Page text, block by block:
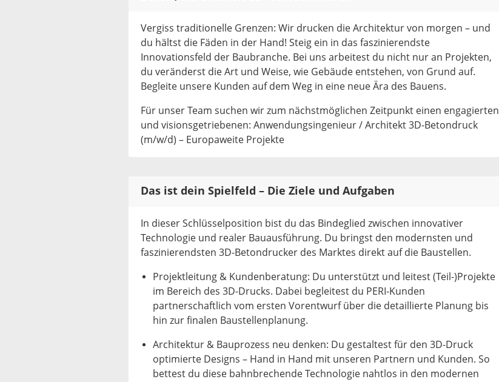
Vergiss traditionelle Grenzen: Wir drucken die Architektur von morgen – und
du hältst die Fäden in der Hand! Steig ein in das faszinierendste
Innovationsfeld der Baubranche. Bei uns arbeitest du nicht nur an Projekten,
du veränderst die Art und Weise, wie Gebäude entstehen, von Grund auf.
Begleite unsere Kunden auf dem Weg in eine neue Ära des Bauens.
Für unser Team suchen wir zum nächstmöglichen Zeitpunkt einen engagierten
und visionsgetriebenen: Anwendungsingenieur / Architekt 3D-Betondruck
(m/w/d) – Europaweite Projekte
Das ist dein Spielfeld – Die Ziele und Aufgaben
In dieser Schlüsselposition bist du das Bindeglied zwischen innovativer
Technologie und realer Bauausführung. Du bringst den modernsten und
faszinierendsten 3D-Betondrucker des Marktes direkt auf die Baustellen.
Projektleitung & Kundenberatung: Du unterstützt und leitest (Teil-)Projekte
im Bereich des 3D-Drucks. Dabei begleitest du PERI-Kunden
partnerschaftlich vom ersten Vorentwurf über die detaillierte Planung bis
hin zur finalen Baustellenplanung.
Architektur & Bauprozess neu denken: Du gestaltest für den 3D-Druck
optimierte Designs – Hand in Hand mit unseren Partnern und Kunden. So
bettest du diese bahnbrechende Technologie nahtlos in den modernen